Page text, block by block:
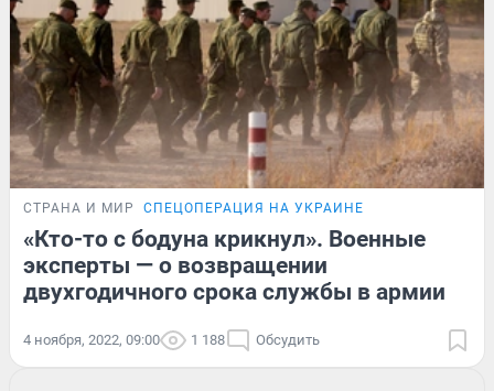
СТРАНА И МИР СПЕЦОПЕРАЦИЯ НА УКРАИНЕ
«Кто-то с бодуна крикнул». Военные
эксперты — о возвращении
двухгодичного срока службы в армии
4 ноября, 2022, 09:00 1 188 Обсудить